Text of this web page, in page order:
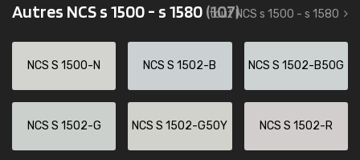
Autres NCS s 1500 - s 1580(107)
tout NCS s 1500 - s 1580
NCS S 1500-N NCS S 1502-B NCS S 1502-B50G
NCS S 1502-G NCS S 1502-G50Y NCS S 1502-R